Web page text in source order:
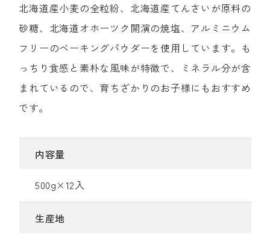
北海道産小麦の全粒紛、北海道産てんさいが原料の
砂糖、北海道オホーツク開演の焼塩、アルミニウム
フリーのベーキングパウダーを使用しています。も
っちり食感と素朴な風味が特徴で、ミネラル分が含
まれているので、育ちざかりのお子様にもおすすめ
です。
内容量
500g×12入
生産地